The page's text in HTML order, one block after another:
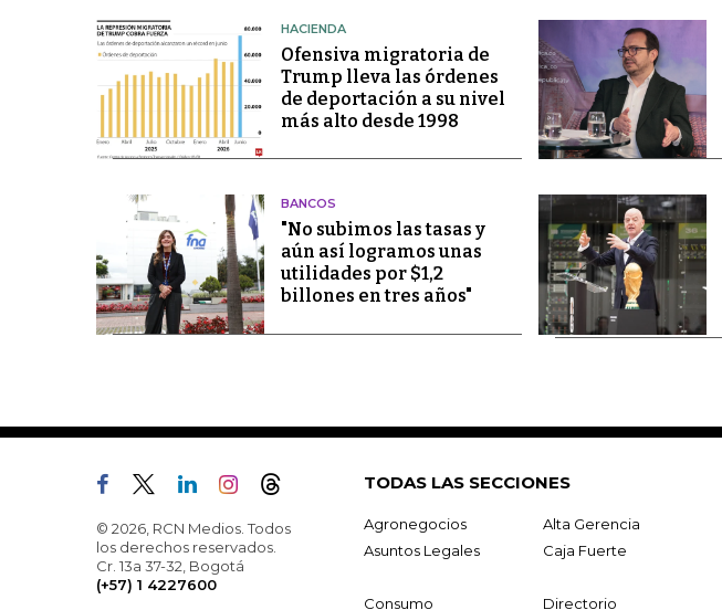
HACIENDA
Ofensiva migratoria de
Trump lleva las órdenes
de deportación a su nivel
más alto desde 1998
BANCOS
"No subimos las tasas y
aún así logramos unas
utilidades por $1,2
billones en tres años"
© 2026, RCN Medios. Todos
los derechos reservados.
Cr. 13a 37-32, Bogotá
(+57) 1 4227600
TODAS LAS SECCIONES
Agronegocios Alta Gerencia
Asuntos Legales
Caja Fuerte
Consumo
Directorio